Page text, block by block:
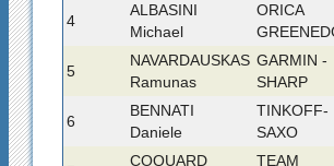
4
ALBASINI
Michael
ORICA
5
NAVARDAUSKAS
Ramunas
GARMIN -
SHARP
6
BENNATI
Daniele
TINKOFF-
SAXO
COQUARD
TEAM